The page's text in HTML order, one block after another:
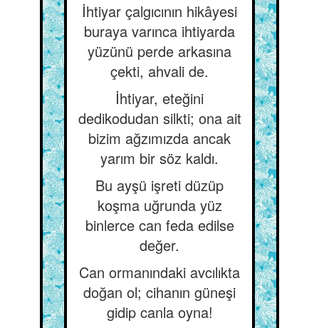
İhtiyar çalgıcının hikâyesi
buraya varınca ihtiyarda
yüzünü perde arkasına
çekti, ahvali de.
İhtiyar, eteğini
dedikodudan silkti; ona ait
bizim ağzımızda ancak
yarım bir söz kaldı.
Bu ayşü işreti düzüp
koşma uğrunda yüz
binlerce can feda edilse
değer.
Can ormanındaki avcılıkta
doğan ol; cihanın güneşi
gidip canla oyna!